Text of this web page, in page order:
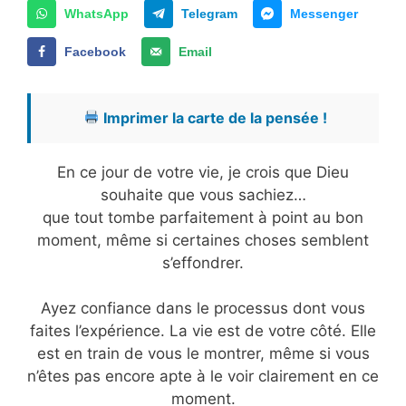
WhatsApp Telegram Messenger
Facebook Email
Imprimer la carte de la pensée !
En ce jour de votre vie, je crois que Dieu
souhaite que vous sachiez…
que tout tombe parfaitement à point au bon
moment, même si certaines choses semblent
s’effondrer.
Ayez confiance dans le processus dont vous
faites l’expérience. La vie est de votre côté. Elle
est en train de vous le montrer, même si vous
n’êtes pas encore apte à le voir clairement en ce
moment.